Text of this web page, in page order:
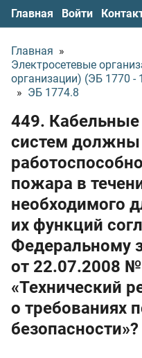
Главная Войти
Главная »
Электросетевые
организации) (ЭБ 1770 -
» ЭБ 1774.8
449.
систем должны
пожара в
необходимого
их функций
Федеральному
от 22.07.2008 №
«Технический
о требованиях
безопасности»?